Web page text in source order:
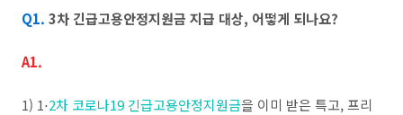
Q1. 3차 긴급고용안정지원금 지급 대상, 어떻게 되나요?
A1.
1) 1⋅2차 코로나19 긴급고용안정지원금을 이미 받은 특고, 프리